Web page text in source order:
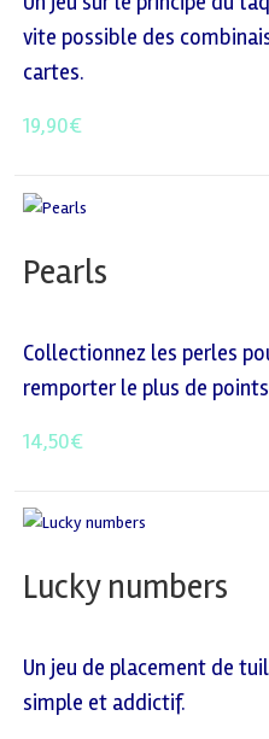
vite possible des
cartes.
19,90€
Pearls
Collectionnez les perles
remporter le plus de
14,50€
Lucky numbers
Un jeu de placement de
simple et addictif.